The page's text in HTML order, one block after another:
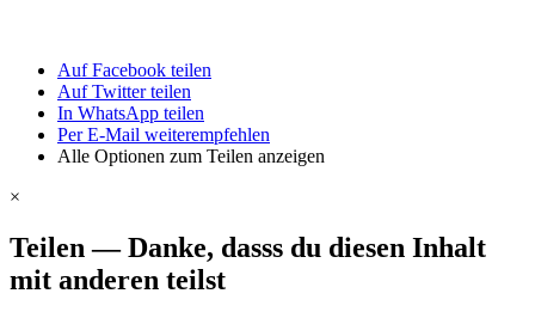
Auf Facebook teilen
Auf Twitter teilen
In WhatsApp teilen
Per E-Mail weiterempfehlen
Alle Optionen zum Teilen anzeigen
×
Teilen —Danke, dasss du diesen Inhalt
mit anderen teilst